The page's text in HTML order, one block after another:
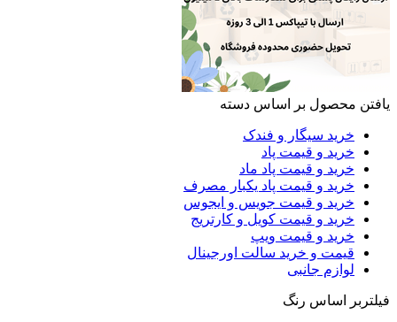
محصول بر اساس دسته
خرید سیگار و فندک
خرید و قیمت پاد
خرید و قیمت پاد ماد
خرید و قیمت پاد یکبار مصرف
خرید و قیمت جویس و ایجوس
خرید و قیمت کویل و کارتریج
خرید و قیمت ویپ
قیمت و خرید سالت اورجینال
لوازم جانبی
اساس رنگ